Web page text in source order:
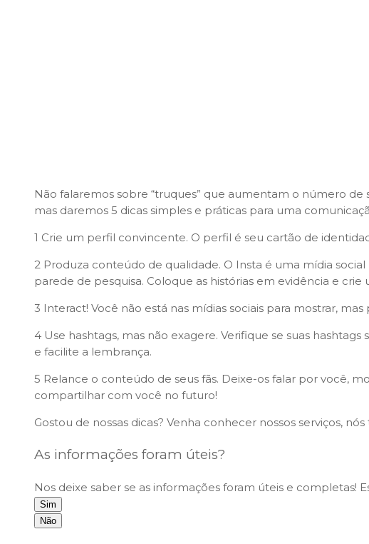
Não falaremos sobre “truques” que aumentam o número
mas daremos 5 dicas simples e práticas para uma
1 Crie um perfil convincente. O perfil é seu cartão de
2 Produza conteúdo de qualidade. O Insta é uma mídia
parede de pesquisa. Coloque as histórias em evidência e
3 Interact! Você não está nas mídias sociais para mostrar,
4 Use hashtags, mas não exagere. Verifique se suas
e facilite a lembrança.
5 Relance o conteúdo de seus fãs. Deixe-os falar por você,
compartilhar com você no futuro!
Gostou de nossas dicas? Venha conhecer nossos serviços,
As informações foram úteis?
Nos deixe saber se as informações foram úteis e completas!
Sim
Não